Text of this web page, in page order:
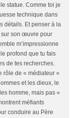
statue. Comme toi je
technique dans
détails. Et penser à la
sur son œuvre pour
m’impressionne
profond que tu fais
de tes recherches.
rôle de « médiateur »
et les dieux, le
homme, mais pas «
méfiants
conduire au Père